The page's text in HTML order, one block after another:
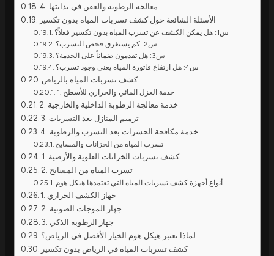
4. معالجة الرطوبة والعفن في بدايتها
الأسئلة الشائعة حول كشف تسربات المياه بدون تكسير
س1: هل يمكن الكشف عن تسرب المياه بدون تكسير فعلاً؟
س2: كم يستغرق فحص التسرب؟
س3: هل تقدمون ضماناً على الخدمة؟
س4: هل ارتفاع فاتورة المياه يعني وجود تسرب؟
كشف تسربات المياه بالرياض
1. خدمة العزل المائي والحراري للأسطح
2. خدمة معالجة الرطوبة الداخلية والخارجية
3. ترميم المنازل بعد التسربات
4. خدمة مكافحة الحشرات بعد التسرب والرطوبة
تسرب المياه من الخزانات والمسابح
1. كشف تسربات الخزانات العلوية والأرضية
2. تسرب المياه من المسابح
أنواع أجهزة كشف تسربات المياه التي تعتمدها هيكل هوم
1. جهاز الكشف الحراري
2. جهاز الموجات الصوتية
3. جهاز الرطوبة الذكي
لماذا تعتبر هيكل هوم الخيار الأفضل في الرياض؟
كشف تسربات المياه في الرياض بدون تكسير